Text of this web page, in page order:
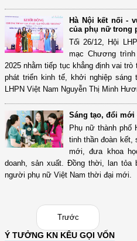
Hà Nội kết nối -
của phụ nữ trong
Tối 26/12, Hội
mạc Chương
2025 nhằm tiếp tục khẳng định vai
phát triển kinh tế, khởi nghiệp sáng
LHPN Việt Nam Nguyễn Thị Minh
Sáng tạo, đổi mới
Phụ nữ thành phố
tinh thần đoàn kết,
mới, đưa khoa
doanh, sản xuất. Đồng thời, lan tỏa
người phụ nữ Việt Nam thời đại mới.
Trước
Ý TƯỞNG KN KÊU GỌI VỐN